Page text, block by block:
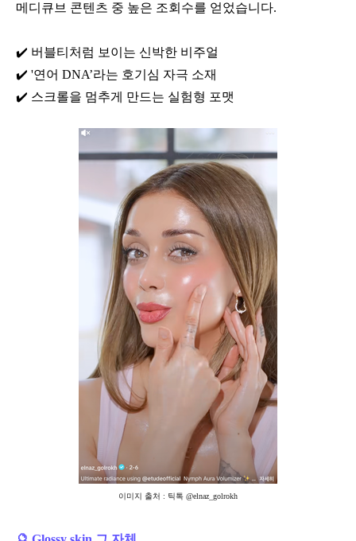
메디큐브 콘텐츠 중 높은 조회수를 얻었습니다.
✔️ 버블티처럼 보이는 신박한 비주얼
✔️ '연어 DNA’라는 호기심 자극 소재
✔️ 스크롤을 멈추게 만드는 실험형 포맷
이미지 출처 : 틱톡 @elnaz_golrokh